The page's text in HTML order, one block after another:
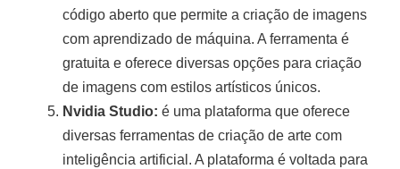
código aberto que permite a criação de imagens
com aprendizado de máquina. A ferramenta é
gratuita e oferece diversas opções para criação
de imagens com estilos artísticos únicos.
Nvidia Studio: é uma plataforma que oferece
diversas ferramentas de criação de arte com
inteligência artificial. A plataforma é voltada para